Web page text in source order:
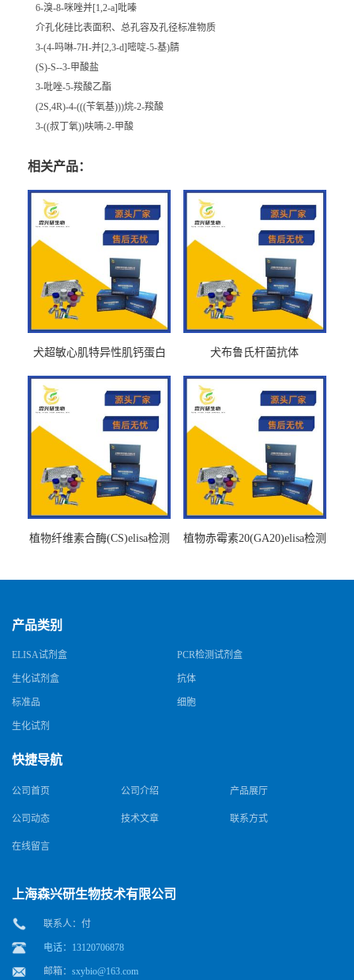
6-溴-8-咪唑并[1,2-a]吡嗪
介孔化硅比表面积、总孔容及孔径标准物质
3-(4-吗啉-7H-并[2,3-d]嘧啶-5-基)腈
(S)-S--3-甲酸盐
3-吡唑-5-羧酸乙酯
(2S,4R)-4-(((苄氧基)))烷-2-羧酸
3-((叔丁氧))呋喃-2-甲酸
相关产品：
犬超敏心肌特异性肌钙蛋白
犬布鲁氏杆菌抗体
植物纤维素合酶(CS)elisa检测
植物赤霉素20(GA20)elisa检测
产品类别
ELISA试剂盒 PCR检测试剂盒
生化试剂盒 抗体
标准品 细胞
生化试剂
快捷导航
公司首页 公司介绍 产品展厅
公司动态 技术文章 联系方式
在线留言
上海森兴研生物技术有限公司
联系人：付
电话：13120706878
邮箱： sxybio@163.com